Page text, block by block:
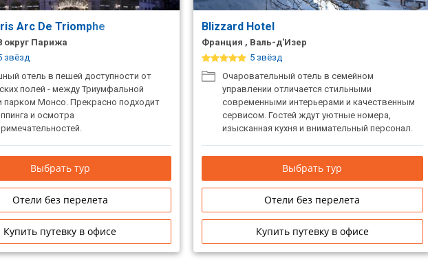
Arc De Triomphe
округ Парижа
звёзд
отель в пешей доступности от
полей - между Триумфальной
парком Монсо. Прекрасно подходит
и осмотра
Выбрать тур
Отели без перелета
Купить путевку в офисе
Blizzard Hotel
Франция , Валь-д'Изер
5 звёзд
Очаровательный отель в семейном
управлении отличается стильными
современными интерьерами и качественным
сервисом. Гостей ждут уютные номера,
изысканная кухня и внимательный персонал.
Выбрать тур
Отели без перелета
Купить путевку в офисе